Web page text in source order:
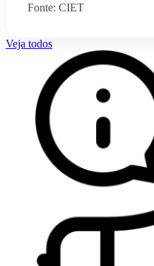
Fonte: CIET
Veja todos